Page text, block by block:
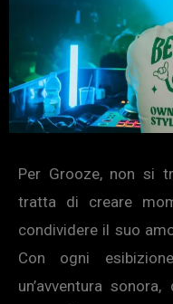
Per Grooze, non si
tratta di creare
condividere il suo
Con ogni
un’avventura